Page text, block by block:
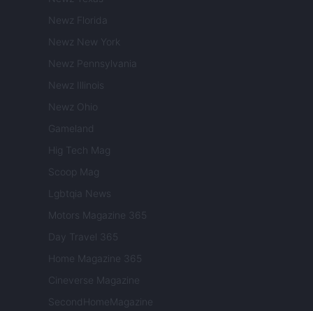
Newz Florida
Newz New York
Newz Pennsylvania
Newz Illinois
Newz Ohio
Gameland
Hig Tech Mag
Scoop Mag
Lgbtqia News
Motors Magazine 365
Day Travel 365
Home Magazine 365
Cineverse Magazine
SecondHomeMagazine